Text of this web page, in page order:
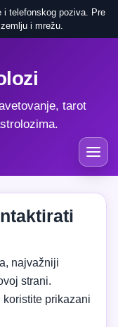
i telefonskog poziva. Pre
i mrežu.
tarot
najvažniji
strani.
koristite prikazani